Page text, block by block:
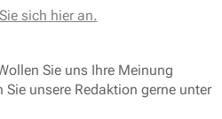
sich hier an.
Sie uns Ihre Meinung
unsere Redaktion gerne unter